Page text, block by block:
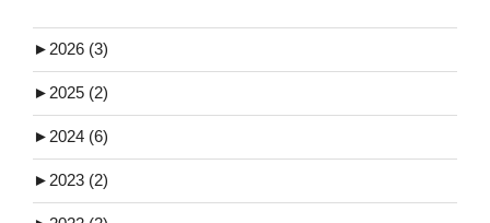
►2026 (3)
►2025 (2)
►2024 (6)
►2023 (2)